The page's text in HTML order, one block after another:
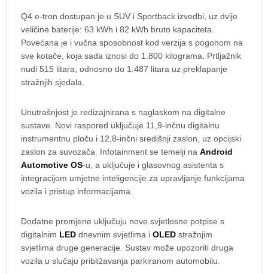
Q4 e-tron dostupan je u SUV i Sportback izvedbi, uz dvije
veličine baterije: 63 kWh i 82 kWh bruto kapaciteta.
Povećana je i vučna sposobnost kod verzija s pogonom na
sve kotače, koja sada iznosi do 1.800 kilograma. Prtljažnik
nudi 515 litara, odnosno do 1.487 litara uz preklapanje
stražnjih sjedala.
Unutrašnjost je redizajnirana s naglaskom na digitalne
sustave. Novi raspored uključuje 11,9-inčnu digitalnu
instrumentnu ploču i 12,8-inčni središnji zaslon, uz opcijski
zaslon za suvozača. Infotainment se temelji na Android
Automotive OS-u, a uključuje i glasovnog asistenta s
integracijom umjetne inteligencije za upravljanje funkcijama
vozila i pristup informacijama.
Dodatne promjene uključuju nove svjetlosne potpise s
digitalnim LED dnevnim svjetlima i OLED stražnjim
svjetlima druge generacije. Sustav može upozoriti druga
vozila u slučaju približavanja parkiranom automobilu.